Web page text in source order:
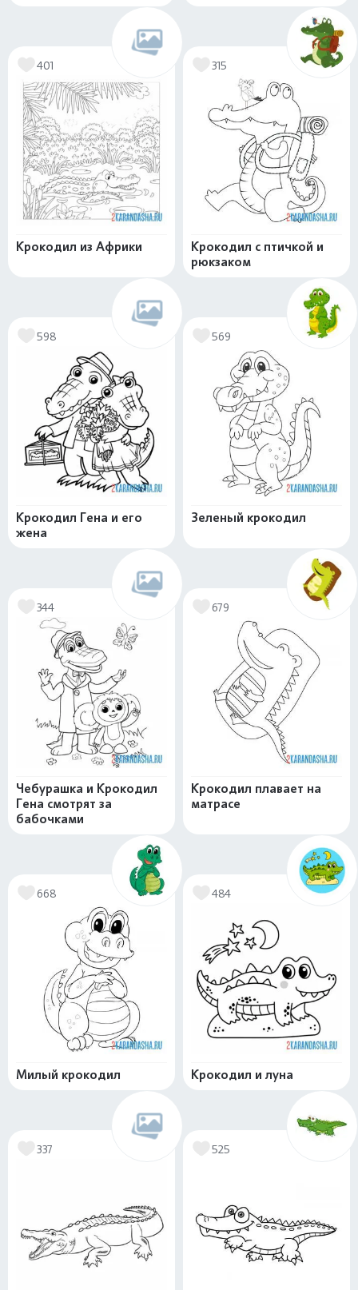
401
Крокодил из Африки
315
Крокодил с птичкой и
рюкзаком
598
Крокодил Гена и его
жена
569
Зеленый крокодил
344
Чебурашка и Крокодил
Гена смотрят за
бабочками
679
Крокодил плавает на
матрасе
668
Милый крокодил
484
Крокодил и луна
337 525